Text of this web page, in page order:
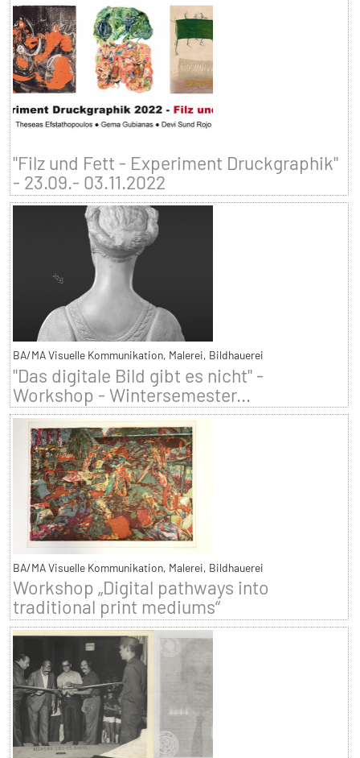
"Filz und Fett - Experiment Druckgraphik"
- 23.09.- 03.11.2022
BA/MA Visuelle Kommunikation, Malerei, Bildhauerei
"Das digitale Bild gibt es nicht" -
Workshop - Wintersemester...
BA/MA Visuelle Kommunikation, Malerei, Bildhauerei
Workshop „Digital pathways into
traditional print mediums“